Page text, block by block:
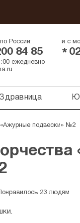
России:
84 85
и с
*
ежедневно
подвески» №2
Понравилось 23 людям